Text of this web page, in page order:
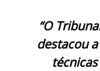
“O
destacou